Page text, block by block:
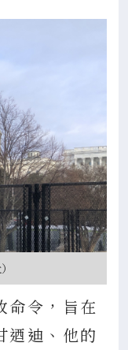
命令，旨在
迺迪、他的